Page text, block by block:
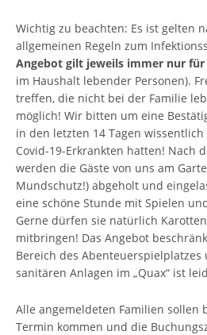
Wichtig zu beachten: Es ist gelten
allgemeinen Regeln zum
Angebot gilt jeweils immer nur für
im Haushalt lebender Personen).
treffen, die nicht bei der Familie
möglich! Wir bitten um eine
in den letzten 14 Tagen
Covid-19-Erkrankten hatten! Nach
werden die Gäste von uns am
Mundschutz!) abgeholt und
eine schöne Stunde mit Spielen
Gerne dürfen sie natürlich
mitbringen! Das Angebot
Bereich des
sanitären Anlagen im „Quax“ ist
Alle angemeldeten Familien sollen
Termin kommen und die